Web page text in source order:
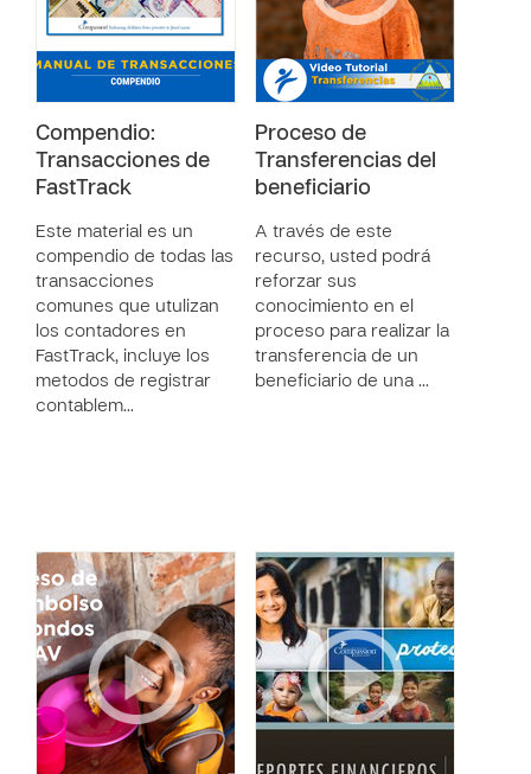
Compendio:
Transacciones de
FastTrack
Este material es un
compendio de todas las
transacciones
comunes que utulizan
los contadores en
FastTrack, incluye los
metodos de registrar
contablem…
Proceso de
Transferencias del
beneficiario
A través de este
recurso, usted podrá
reforzar sus
conocimiento en el
proceso para realizar la
transferencia de un
beneficiario de una …